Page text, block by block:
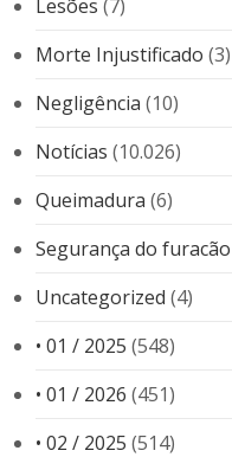
Lesões (7)
Morte Injustificado (3)
Negligência (10)
Notícias (10.026)
Queimadura (6)
Segurança do furacão
Uncategorized (4)
• 01 / 2025 (548)
• 01 / 2026 (451)
• 02 / 2025 (514)